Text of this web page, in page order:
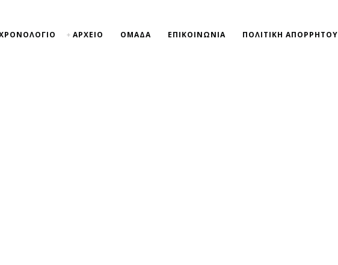
ΑΡΧΕΙΟ ΟΜΑΔΑ ΕΠΙΚΟΙΝΩΝΙΑ ΠΟΛΙΤΙΚΗ ΑΠΟΡΡΗΤΟΥ